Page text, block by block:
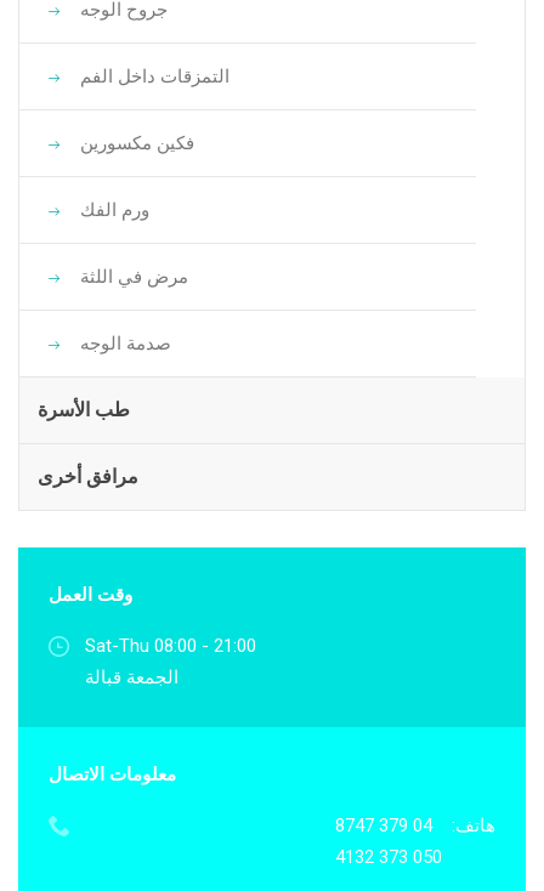
جروح الوجه
التمزقات داخل الفم
فكين مكسورين
ورم الفك
مرض في اللثة
صدمة الوجه
طب الأسرة
مرافق أخرى
وقت العمل
Sat-Thu 08:00 - 21:00
الجمعة قبالة
معلومات الاتصال
هاتف:
04 379 8747
050 373 4132